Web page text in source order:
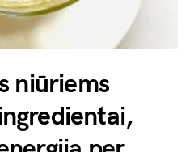
niūriems